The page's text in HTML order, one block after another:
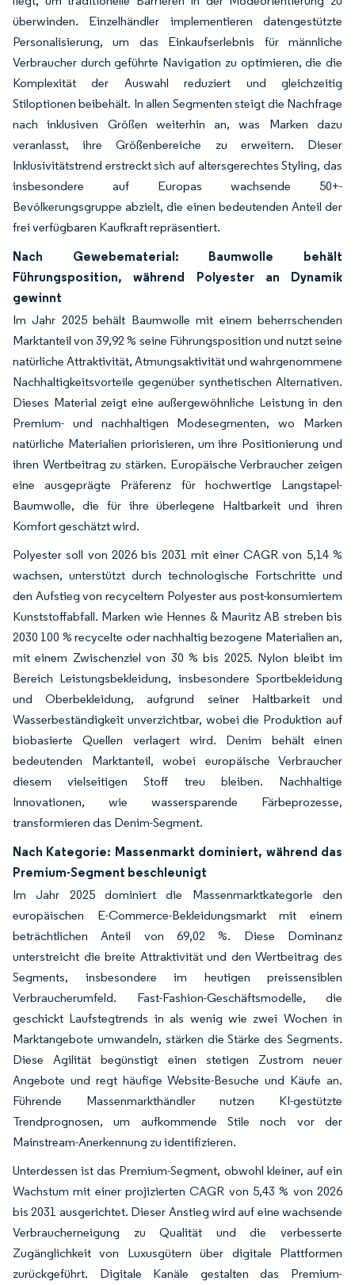
überwinden. Einzelhändler implementieren datengestützte
Personalisierung, um das Einkaufserlebnis für männliche
Verbraucher durch geführte Navigation zu optimieren, die die
Komplexität der Auswahl reduziert und gleichzeitig
Stiloptionen beibehält. In allen Segmenten steigt die Nachfrage
nach inklusiven Größen weiterhin an, was Marken dazu
veranlasst, ihre Größenbereiche zu erweitern. Dieser
Inklusivitätstrend erstreckt sich auf altersgerechtes Styling, das
insbesondere auf Europas wachsende 50+-
Bevölkerungsgruppe abzielt, die einen bedeutenden Anteil der
frei verfügbaren Kaufkraft repräsentiert.
Nach Gewebematerial: Baumwolle behält
Führungsposition, während Polyester an Dynamik
gewinnt
Im Jahr 2025 behält Baumwolle mit einem beherrschenden
Marktanteil von 39,92 % seine Führungsposition und nutzt seine
natürliche Attraktivität, Atmungsaktivität und wahrgenommene
Nachhaltigkeitsvorteile gegenüber synthetischen Alternativen.
Dieses Material zeigt eine außergewöhnliche Leistung in den
Premium- und nachhaltigen Modesegmenten, wo Marken
natürliche Materialien priorisieren, um ihre Positionierung und
ihren Wertbeitrag zu stärken. Europäische Verbraucher zeigen
eine ausgeprägte Präferenz für hochwertige Langstapel-
Baumwolle, die für ihre überlegene Haltbarkeit und ihren
Komfort geschätzt wird.
Polyester soll von 2026 bis 2031 mit einer CAGR von 5,14 %
wachsen, unterstützt durch technologische Fortschritte und
den Aufstieg von recyceltem Polyester aus post-konsumiertem
Kunststoffabfall. Marken wie Hennes & Mauritz AB streben bis
2030 100 % recycelte oder nachhaltig bezogene Materialien an,
mit einem Zwischenziel von 30 % bis 2025. Nylon bleibt im
Bereich Leistungsbekleidung, insbesondere Sportbekleidung
und Oberbekleidung, aufgrund seiner Haltbarkeit und
Wasserbeständigkeit unverzichtbar, wobei die Produktion auf
biobasierte Quellen verlagert wird. Denim behält einen
bedeutenden Marktanteil, wobei europäische Verbraucher
diesem vielseitigen Stoff treu bleiben. Nachhaltige
Innovationen, wie wassersparende Färbeprozesse,
transformieren das Denim-Segment.
Nach Kategorie: Massenmarkt dominiert, während das
Premium-Segment beschleunigt
Im Jahr 2025 dominiert die Massenmarktkategorie den
europäischen E-Commerce-Bekleidungsmarkt mit einem
beträchtlichen Anteil von 69,02 %. Diese Dominanz
unterstreicht die breite Attraktivität und den Wertbeitrag des
Segments, insbesondere im heutigen preissensiblen
Verbraucherumfeld. Fast-Fashion-Geschäftsmodelle, die
geschickt Laufstegtrends in als wenig wie zwei Wochen in
Marktangebote umwandeln, stärken die Stärke des Segments.
Diese Agilität begünstigt einen stetigen Zustrom neuer
Angebote und regt häufige Website-Besuche und Käufe an.
Führende Massenmarkthändler nutzen KI-gestützte
Trendprognosen, um aufkommende Stile noch vor der
Mainstream-Anerkennung zu identifizieren.
Unterdessen ist das Premium-Segment, obwohl kleiner, auf ein
Wachstum mit einer projizierten CAGR von 5,43 % von 2026
bis 2031 ausgerichtet. Dieser Anstieg wird auf eine wachsende
Verbraucherneigung zu Qualität und die verbesserte
Zugänglichkeit von Luxusgütern über digitale Plattformen
zurückgeführt. Digitale Kanäle gestalten das Premium-